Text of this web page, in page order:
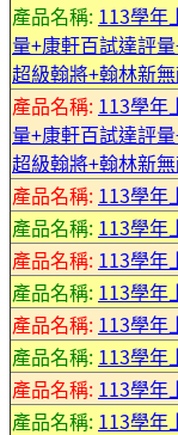
產品名稱: 113學年
量+康軒百試達評
超級翰將+翰林新
產品名稱: 113學年
量+康軒百試達評
超級翰將+翰林新
產品名稱: 113學年
產品名稱: 113學年
產品名稱: 113學年
產品名稱: 113學年
產品名稱: 113學年
產品名稱: 113學年
產品名稱: 113學年
產品名稱: 113學年